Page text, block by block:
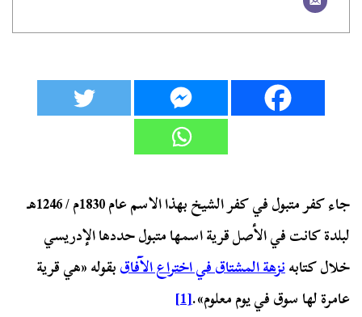
جاء كفر متبول في كفر الشيخ بهذا الاسم عام 1830م / 1246هـ
لبلدة كانت في الأصل قرية اسمها متبول حددها الإدريسي
خلال كتابهنزهة المشتاق في اختراع الآفاقبقوله «هي قرية
عامرة لها سوق في يوم معلوم».[1]